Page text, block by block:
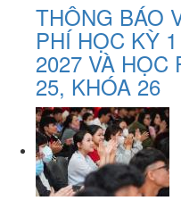
THÔNG BÁO
PHÍ HỌC KỲ
2027 VÀ HỌC
25, KHÓA 26